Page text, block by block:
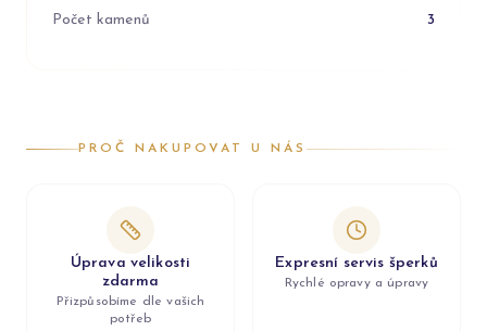
Počet kamenů 3
PROČ NAKUPOVAT U NÁS
Úprava velikosti
zdarma
Přizpůsobíme dle vašich
potřeb
Expresní servis šperků
Rychlé opravy a úpravy